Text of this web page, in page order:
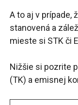
A to aj v prípade,
stanovená a
mieste si STK či
Nižšie si pozrite
(TK) a emisnej